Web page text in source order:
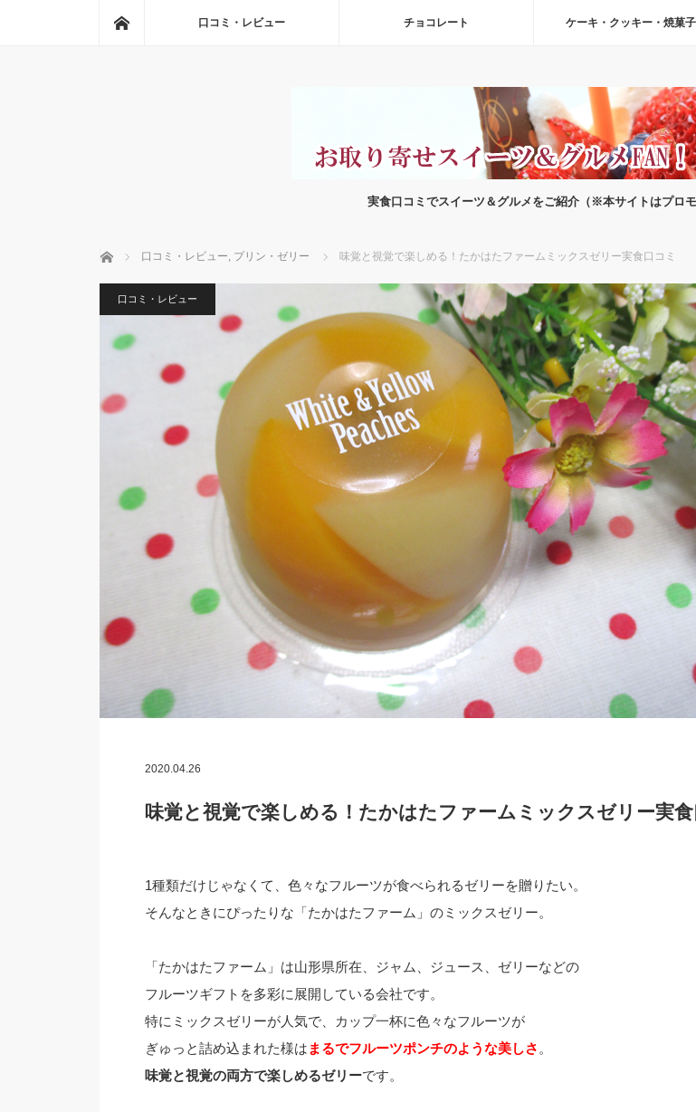
口コミ・レビュー チョコレート ケーキ・クッキー・焼菓子
実食口コミでスイーツ＆グルメをご紹介（※本サイトはプロモ
ホーム 口コミ・レビュー, プリン・ゼリー 味覚と視覚で楽しめる！たかはたファームミックスゼリー実食口コミ
口コミ・レビュー
2020.04.26
味覚と視覚で楽しめる！たかはたファームミックスゼリー実食
1種類だけじゃなくて、色々なフルーツが食べられるゼリーを贈りたい。
そんなときにぴったりな「たかはたファーム」のミックスゼリー。
「たかはたファーム」は山形県所在、ジャム、ジュース、ゼリーなどの
フルーツギフトを多彩に展開している会社です。
特にミックスゼリーが人気で、カップ一杯に色々なフルーツが
ぎゅっと詰め込まれた様は まるでフルーツポンチのような美しさ 。
味覚と視覚の両方で楽しめるゼリーです。